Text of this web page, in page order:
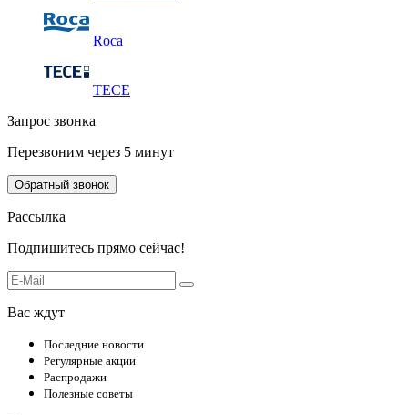
Roca
TECE
Запрос звонка
Перезвоним через 5 минут
Обратный звонок
Рассылка
Подпишитесь прямо сейчас!
Вас ждут
Последние новости
Регулярные акции
Распродажи
Полезные советы